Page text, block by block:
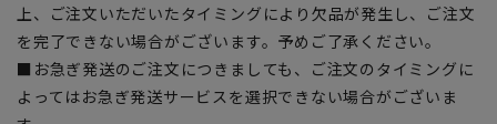
上、ご注文いただいたタイミングにより欠品が発生し、ご注文
を完了できない場合がございます。予めご了承ください。
■お急ぎ発送のご注文につきましても、ご注文のタイミングに
よってはお急ぎ発送サービスを選択できない場合がございま